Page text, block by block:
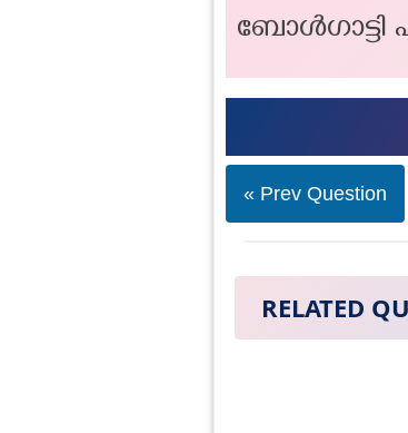
ബോൾഗാട്ടി
« Prev Question
RELATED